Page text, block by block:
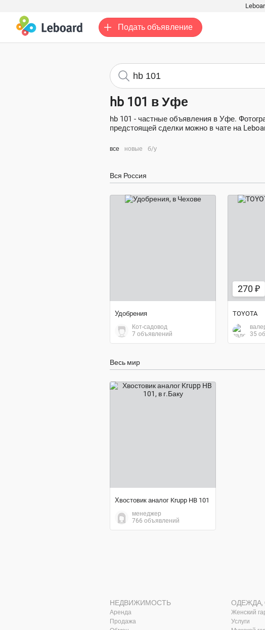
Подать объявление
hb 101 в Уфе
hb 101 - частные объявления в Уфе.
предстоящей сделки можно в чате на
все новые б/у
Вся Россия
Удобрения
Кот-садовод
7 объявлений
270 ₽
TOYOTA
35
Весь мир
Хвостовик аналог Krupp HB 101
менеджер
766 объявлений
НЕДВИЖИМОСТЬ
Аренда
Продажа
ОДЕЖДА,
Женский
Услуги